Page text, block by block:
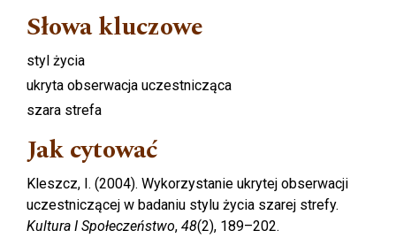
Słowa kluczowe
styl życia
ukryta obserwacja uczestnicząca
szara strefa
Jak cytować
Kleszcz, I. (2004). Wykorzystanie ukrytej obserwacji
uczestniczącej w badaniu stylu życia szarej strefy.
Kultura I Społeczeństwo, 48(2), 189–202.